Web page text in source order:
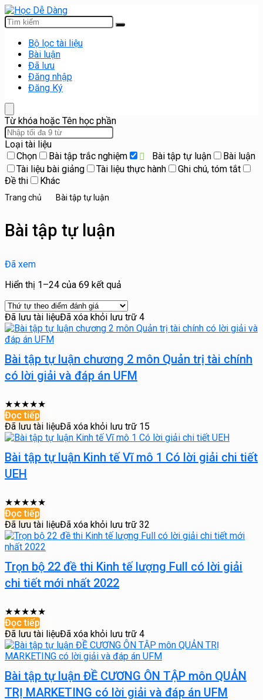
Bộ lọc tài liệu
Bài luận
Đã lưu
Đăng nhập
Đăng Ký
Từ khóa hoặc Tên học phần
Loại tài liệu
Chọn
Bài tập trắc nghiệm Bài tập tự luận
Bài luận
Tài liệu bài giảng
Tài liệu thực hành
Ghi chú, tóm tắt
Đề thi
Khác
Trang chủ Bài tập tự luận
Bài tập tự luận
Đã xem
Hiển thị 1–24 của 69 kết quả
xếp
theo
xếp
bình
Đã lưu tài liệuĐã xóa khỏi lưu trữ 4
Bài tập tự luận chương 2 môn Quản trị tài chính
có lời giải và đáp án UFM
★★★★★
Đọc tiếp
Đã lưu tài liệuĐã xóa khỏi lưu trữ 15
Bài tập tự luận Kinh tế Vĩ mô 1 Có lời giải chi tiết
UEH
★★★★★
Đọc tiếp
Đã lưu tài liệuĐã xóa khỏi lưu trữ 32
Trọn bộ 22 đề thi Kinh tế lượng Full có lời giải
chi tiết mới nhất 2022
★★★★★
Đọc tiếp
Đã lưu tài liệuĐã xóa khỏi lưu trữ 4
Bài tập tự luận ĐỀ CƯƠNG ÔN TẬP môn QUẢN
TRỊ MARKETING có lời giải và đáp án UFM